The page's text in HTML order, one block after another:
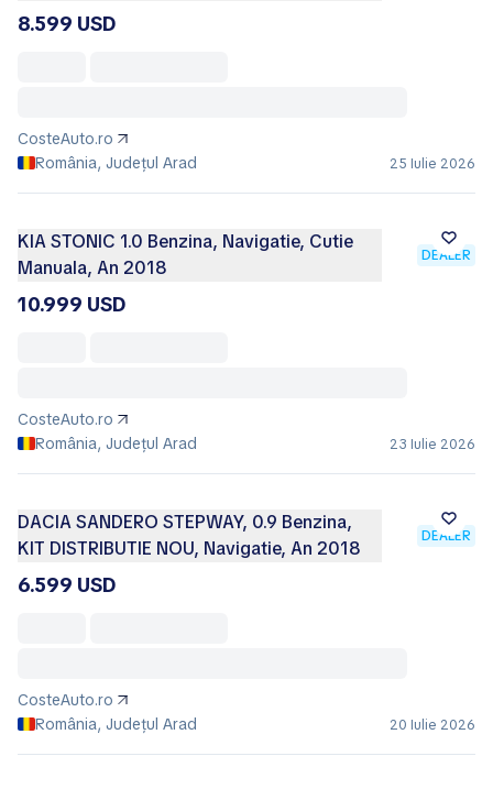
8.599 USD
CosteAuto.ro
România, Județul Arad
25 Iulie 2026
KIA STONIC 1.0 Benzina, Navigatie, Cutie
Manuala, An 2018
DEALER
10.999 USD
CosteAuto.ro
România, Județul Arad
23 Iulie 2026
DACIA SANDERO STEPWAY, 0.9 Benzina,
KIT DISTRIBUTIE NOU, Navigatie, An 2018
DEALER
6.599 USD
CosteAuto.ro
România, Județul Arad
20 Iulie 2026